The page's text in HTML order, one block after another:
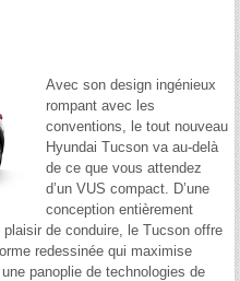
Avec son design ingénieux
rompant avec les
conventions, le tout nouveau
Hyundai Tucson va au-delà
de ce que vous attendez
d’un VUS compact. D’une
conception entièrement
de conduire, le Tucson offre
redessinée qui maximise
panoplie de technologies de